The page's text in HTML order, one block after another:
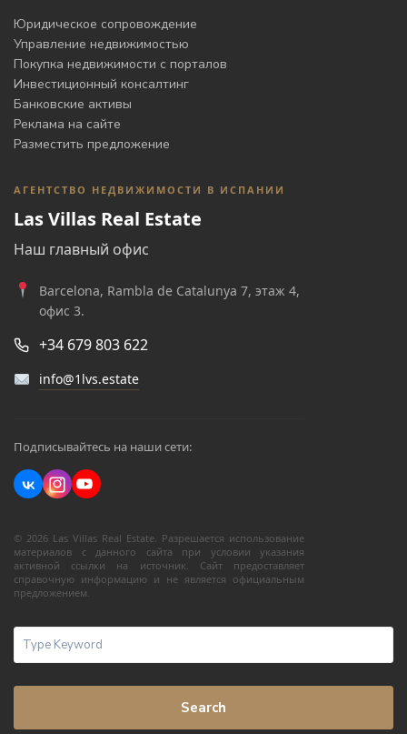
Юридическое сопровождение
Управление недвижимостью
Покупка недвижимости с порталов
Инвестиционный консалтинг
Банковские активы
Реклама на сайте
Разместить предложение
АГЕНТСТВО НЕДВИЖИМОСТИ В ИСПАНИИ
Las Villas Real Estate
Наш главный офис
Barcelona, Rambla de Catalunya 7, этаж 4,
офис 3.
+34 679 803 622
info@1lvs.estate
Подписывайтесь на наши сети:
© 2026 Las Villas Real Estate. Разрешается использование
материалов с данного сайта при условии указания
активной ссылки на источник. Сайт предоставляет
справочную информацию и не является официальным
предложением.
Search